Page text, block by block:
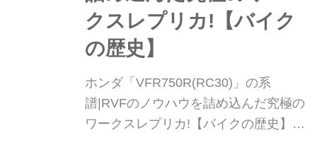
クスレプリカ!【バイク
の歴史】
ホンダ「VFR750R(RC30)」の系
譜|RVFのノウハウを詰め込んだ究極の
ワークスレプリカ!【バイクの歴史】